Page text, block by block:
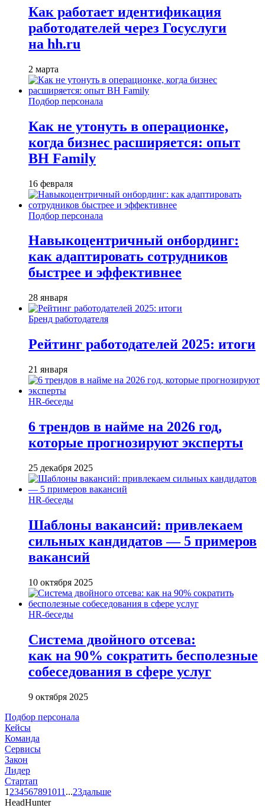
Как работает идентификация
работодателей через Госуслуги
на hh.ru
2 марта
Подбор персонала
Как не утонуть в операционке,
когда бизнес расширяется: опыт
BH Family
16 февраля
Подбор персонала
Навыкоцентричный онбординг:
как адаптировать сотрудников
быстрее и эффективнее
28 января
Бренд работодателя
Рейтинг работодателей 2025: итоги
21 января
HR-беседы
6 трендов в найме на 2026 год,
которые прогнозируют эксперты
25 декабря 2025
HR-беседы
Шаблоны вакансий: привлекаем
сильных кандидатов — 5 примеров
вакансий
10 октября 2025
HR-беседы
Система двойного отсева:
как на 90% сократить бесполезные
собеседования в сфере услуг
9 октября 2025
Подбор персонала
Кейсы
Команда
Сервисы
Закон
Лидер
Стартап
1 234567891011 ...23дальше
HeadHunter